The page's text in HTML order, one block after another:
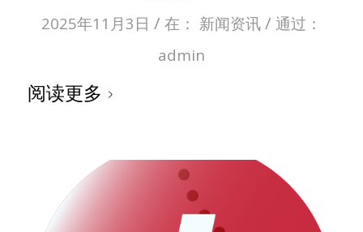
2025年11月3日 / 在： 新闻资讯 / 通过：
admin
阅读更多